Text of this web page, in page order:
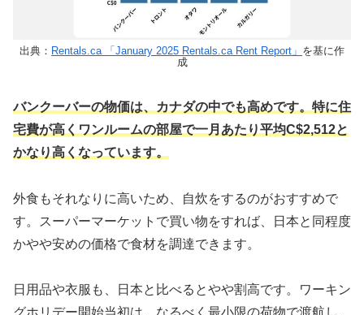
出典： Rentals.ca 「January 2025 Rentals.ca Rent Report」 を基に作
成
バンクーバーの物価は、カナダの中でも高めです。特に住
宅費が高くワンルームの部屋で一月あたり平均C$2,512と
かなり高くなっています。
外食もそれなりに高いため、自炊をするのがおすすめで
す。スーパーマーケットで買い物をすれば、日本と同程度
かやや安めの価格で食材を調達できます。
日用品や衣服も、日本と比べるとやや割高です。ワーキン